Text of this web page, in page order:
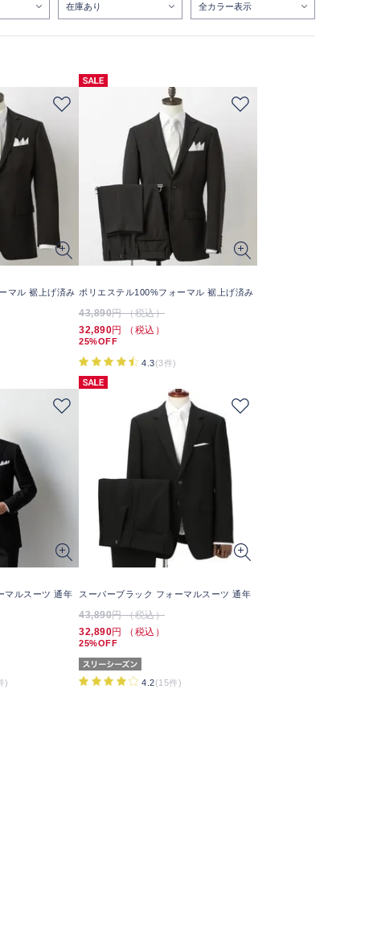
マル 裾上げ済み ポリエステル100%フォーマル 裾上げ済み
43,890円 （税込）
32,890円 （税込）
25%OFF
4.3(3件)
マルスーツ 通年
)
スーパーブラック フォーマルスーツ 通年
43,890円 （税込）
32,890円 （税込）
25%OFF
4.2(15件)